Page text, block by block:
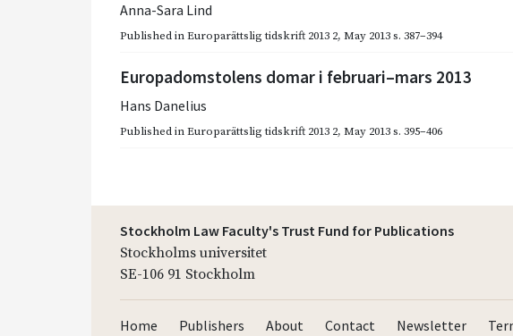
Anna-Sara Lind
Published inEuroparättslig tidskrift 2013 2, May 2013s. 387–394
Europadomstolens domar i februari–mars 2013
Hans Danelius
Published inEuroparättslig tidskrift 2013 2, May 2013s. 395–406
Stockholm Law Faculty's Trust Fund for Publications
Stockholms universitet
SE-106 91 Stockholm
Home Publishers About Contact Newsletter